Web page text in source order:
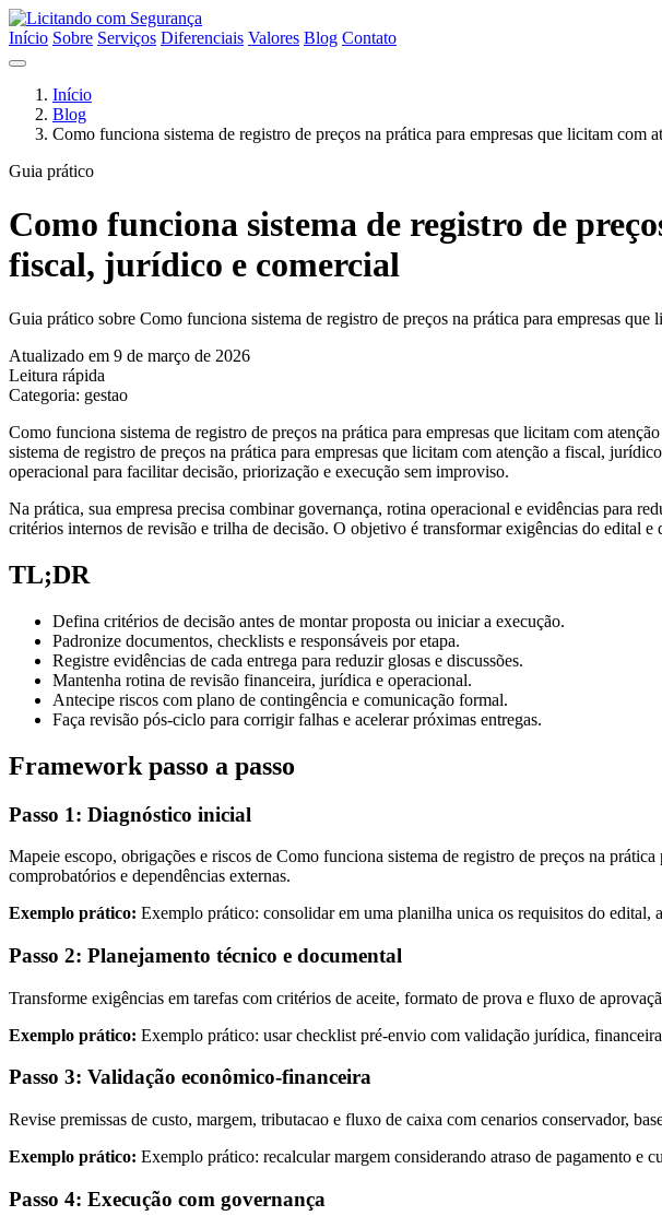
Início Sobre Serviços Diferenciais Valores Blog Contato
Início
Blog
Como funciona sistema de registro de preços na prática para empresas que licitam com
Guia prático
Como funciona sistema de registro de
fiscal, jurídico e comercial
Guia prático sobre Como funciona sistema de registro de preços na prática para empresas
Atualizado em 9 de março de 2026
Leitura rápida
Categoria: gestao
Como funciona sistema de registro de preços na prática para empresas que licitam com
sistema de registro de preços na prática para empresas que licitam com atenção a fiscal,
operacional para facilitar decisão, priorização e execução sem improviso.
Na prática, sua empresa precisa combinar governança, rotina operacional e evidências para
critérios internos de revisão e trilha de decisão. O objetivo é transformar exigências do edital
TL;DR
Defina critérios de decisão antes de montar proposta ou iniciar a execução.
Padronize documentos, checklists e responsáveis por etapa.
Registre evidências de cada entrega para reduzir glosas e discussões.
Mantenha rotina de revisão financeira, jurídica e operacional.
Antecipe riscos com plano de contingência e comunicação formal.
Faça revisão pós-ciclo para corrigir falhas e acelerar próximas entregas.
Framework passo a passo
Passo 1: Diagnóstico inicial
Mapeie escopo, obrigações e riscos de Como funciona sistema de registro de preços na
comprobatórios e dependências externas.
Exemplo prático: Exemplo prático: consolidar em uma planilha unica os requisitos do edital,
Passo 2: Planejamento técnico e documental
Transforme exigências em tarefas com critérios de aceite, formato de prova e fluxo de
Exemplo prático: Exemplo prático: usar checklist pré-envio com validação jurídica,
Passo 3: Validação econômico-financeira
Revise premissas de custo, margem, tributacao e fluxo de caixa com cenarios conservador,
Exemplo prático: Exemplo prático: recalcular margem considerando atraso de pagamento e
Passo 4: Execução com governança